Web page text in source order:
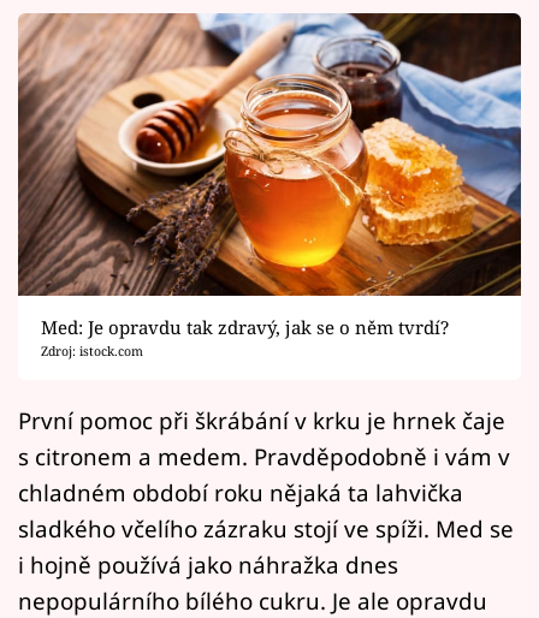
Celebrity
Vztahy
Seriály
Horoskopy
Sledujte prima+
Filmový festival Karlovy Vary
Mámy sobě
Přihlášení
Med: Je opravdu tak zdravý, jak se o něm tvrdí?
Zdroj: istock.com
První pomoc při škrábání v krku je hrnek čaje
s citronem a medem. Pravděpodobně i vám v
chladném období roku nějaká ta lahvička
sladkého včelího zázraku stojí ve spíži. Med se
i hojně používá jako náhražka dnes
nepopulárního bílého cukru. Je ale opravdu